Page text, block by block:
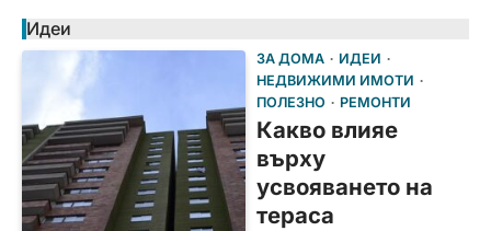
Идеи
ЗА ДОМА
ИДЕИ
НЕДВИЖИМИ ИМОТИ
ПОЛЕЗНО
РЕМОНТИ
Какво влияе
върху
усвояването на
тераса